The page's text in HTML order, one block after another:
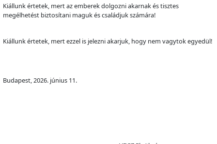
Kiállunk értetek, mert az emberek dolgozni akarnak és tisztes
megélhetést biztosítani maguk és családjuk számára!
Kiállunk értetek, mert ezzel is jelezni akarjuk, hogy nem vagytok egyedül!
Budapest, 2026. június 11.